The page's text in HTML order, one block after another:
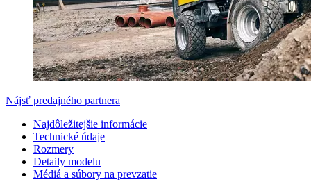
Nájsť predajného partnera
Najdôležitejšie informácie
Technické údaje
Rozmery
Detaily modelu
Médiá a súbory na prevzatie